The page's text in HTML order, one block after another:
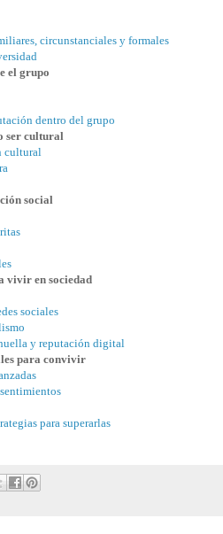
circunstanciales y formales
el grupo
dentro del grupo
ser cultural
cultural
social
vivir en sociedad
sociales
y reputación digital
para convivir
para superarlas